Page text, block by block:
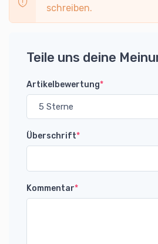
schreiben.
Teile uns deine
Artikelbewertung*
Überschrift*
Kommentar*